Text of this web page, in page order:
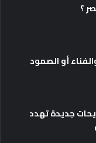
؟
أو الصمود
جديدة تهدد